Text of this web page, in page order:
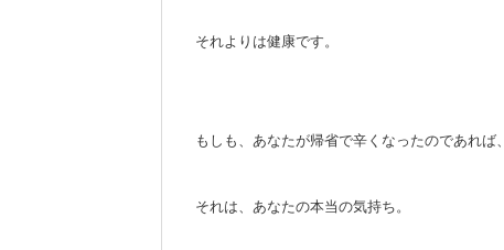
それよりは健康です。
もしも、あなたが帰省で辛くなったのであれば、
それは、あなたの本当の気持ち。